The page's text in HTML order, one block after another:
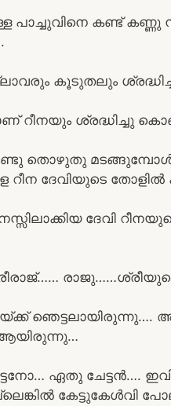
പാച്ചുവിനെ കണ്ട്
കൂടുതലും
റീനയും ശ്രദ്ധിച്ചു
തൊഴുതു മടങ്ങുമ്പോൾ
റീന ദേവിയുടെ
ദേവി
ഞെട്ടലായിരുന്നു….
ഏതു ചേട്ടൻ….
കേട്ടുകേൾവി